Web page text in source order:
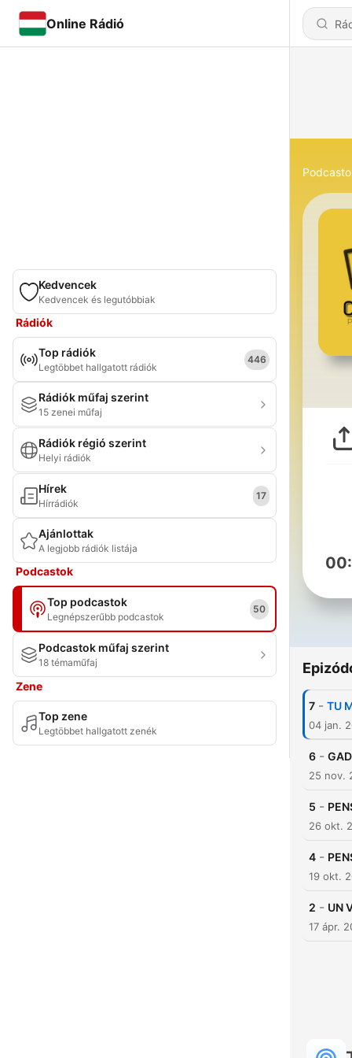
Online Rádió
Kedvencek
Kedvencek és legutóbbiak
Rádiók
Top rádiók
Legtöbbet hallgatott rádiók
446
Rádiók műfaj szerint
15 zenei műfaj
Rádiók régió szerint
Helyi rádiók
Hírek
Hírrádiók
17
Ajánlottak
A legjobb rádiók listája
Podcastok
Top podcastok
Legnépszerűbb podcastok
50
Podcastok műfaj szerint
18 témaműfaj
Zene
Top zene
Legtöbbet hallgatott zenék
7 - TU
04 jan.
6 -
25 nov.
5 -
26 okt.
4 -
19 okt.
2 - UN
17 ápr.